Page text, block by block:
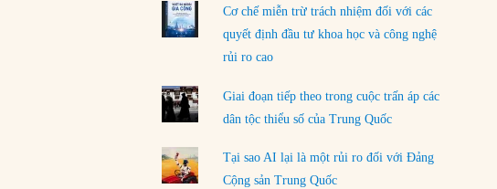
Đặt cược vào thất bại: Các quỹ đầu tư mạo
hiểm quốc gia và khía cạnh chính trị của vốn
02/08/2026
Làm thế nào để kết thúc Chiến tranh Iran?
01/08/2026
Chiến lược kế tiếp của Bắc Kinh ở Biển Đông
31/07/2026
Cơ chế miễn trừ trách nhiệm đối với các
quyết định đầu tư khoa học và công nghệ
rủi ro cao
Giai đoạn tiếp theo trong cuộc trấn áp các
dân tộc thiểu số của Trung Quốc
Tại sao AI lại là một rủi ro đối với Đảng
Cộng sản Trung Quốc